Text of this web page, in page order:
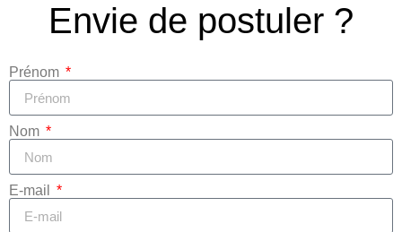
Envie de postuler ?
Prénom
Nom
E-mail